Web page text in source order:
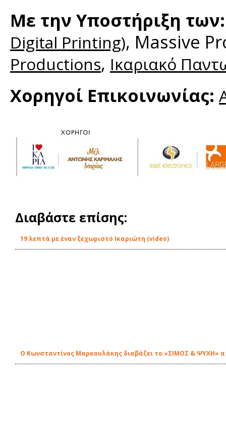
Με την Υποστήριξη των:
Digital Printing), Massive
Productions, Ικαριακό
Χορηγοί Επικοινωνίας:
Διαβάστε επίσης:
19 λεπτά με έναν ξεχωριστό Ικαριώτη (video)
Ο Κωνσταντίνος Μαρκουλάκης διαβάζει το «ΣΙΜΟΣ & ΨΥΧΗ»